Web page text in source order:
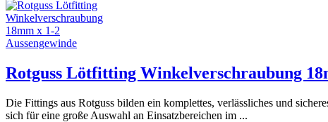
Rotguss Lötfitting Winkelverschraubung
Die Fittings aus Rotguss bilden ein komplettes, verlässliches und
sich für eine große Auswahl an Einsatzbereichen im ...